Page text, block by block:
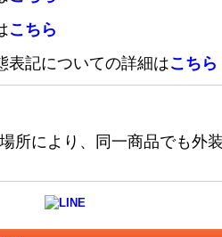
こちら
表記についての詳細はこちら
所により、同一商品でも外